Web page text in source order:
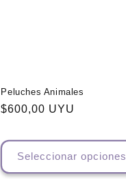
Peluches Animales
Precio
$600,00 UYU
Seleccionar opciones